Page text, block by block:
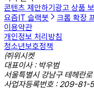
콘텐츠 제안하기 광고 상품 보
요즘IT 슬랙봇
크롬 확장
이용약관
개인정보 처리방침
청소년보호정책
㈜위시켓
대표이사 : 박우범
서울특별시 강남구 테헤란
사업자등록번호 : 209-